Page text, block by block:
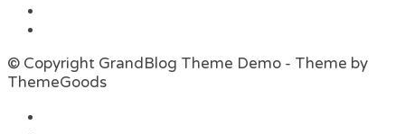
© Copyright GrandBlog Theme Demo - Theme by
ThemeGoods